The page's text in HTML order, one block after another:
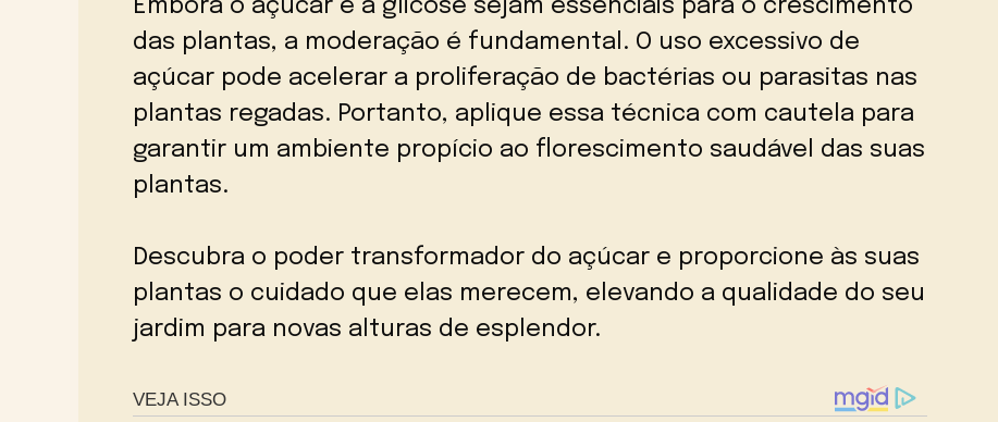
Embora o açúcar e a glicose sejam essenciais para o crescimento
das plantas, a moderação é fundamental. O uso excessivo de
açúcar pode acelerar a proliferação de bactérias ou parasitas nas
plantas regadas. Portanto, aplique essa técnica com cautela para
garantir um ambiente propício ao florescimento saudável das suas
plantas.
Descubra o poder transformador do açúcar e proporcione às suas
plantas o cuidado que elas merecem, elevando a qualidade do seu
jardim para novas alturas de esplendor.